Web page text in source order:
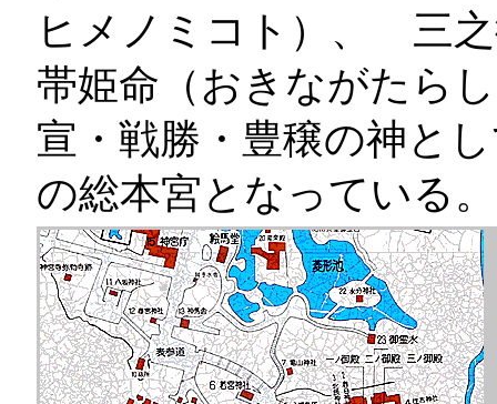
ヒメノミコト）、 三
帯姫命（おきながたら
宣・戦勝・豊穣の神と
の総本宮となっている。